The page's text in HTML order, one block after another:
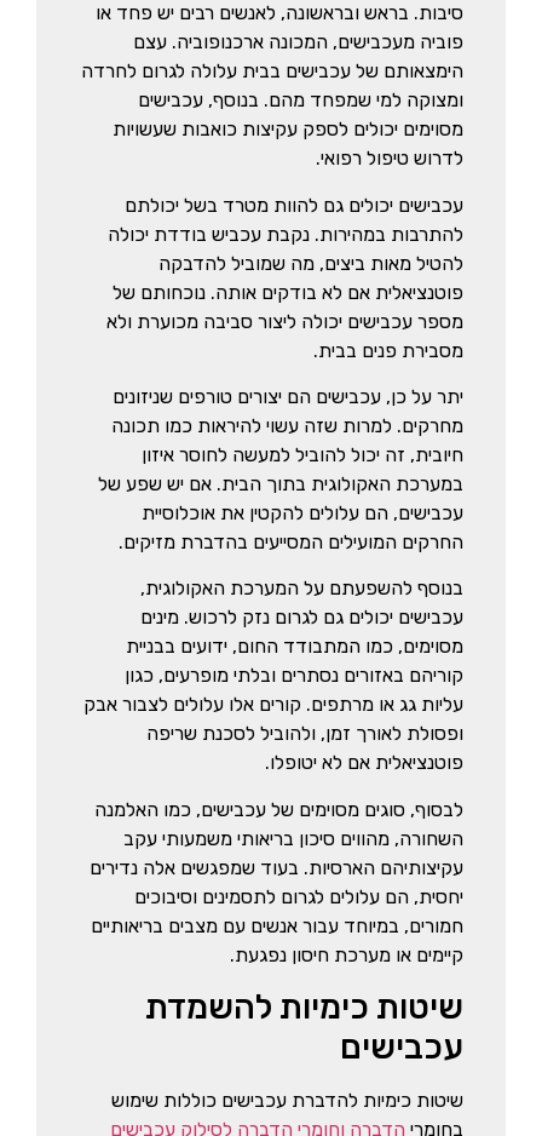
סיבות. בראש ובראשונה, לאנשים רבים יש פחד או
פוביה מעכבישים, המכונה ארכנופוביה. עצם
הימצאותם של עכבישים בבית עלולה לגרום לחרדה
ומצוקה למי שמפחד מהם. בנוסף, עכבישים
מסוימים יכולים לספק עקיצות כואבות שעשויות
לדרוש טיפול רפואי.
עכבישים יכולים גם להוות מטרד בשל יכולתם
להתרבות במהירות. נקבת עכביש בודדת יכולה
להטיל מאות ביצים, מה שמוביל להדבקה
פוטנציאלית אם לא בודקים אותה. נוכחותם של
מספר עכבישים יכולה ליצור סביבה מכוערת ולא
מסבירת פנים בבית.
יתר על כן, עכבישים הם יצורים טורפים שניזונים
מחרקים. למרות שזה עשוי להיראות כמו תכונה
חיובית, זה יכול להוביל למעשה לחוסר איזון
במערכת האקולוגית בתוך הבית. אם יש שפע של
עכבישים, הם עלולים להקטין את אוכלוסיית
החרקים המועילים המסייעים בהדברת מזיקים.
בנוסף להשפעתם על המערכת האקולוגית,
עכבישים יכולים גם לגרום נזק לרכוש. מינים
מסוימים, כמו המתבודד החום, ידועים בבניית
קוריהם באזורים נסתרים ובלתי מופרעים, כגון
עליות גג או מרתפים. קורים אלו עלולים לצבור אבק
ופסולת לאורך זמן, ולהוביל לסכנת שריפה
פוטנציאלית אם לא יטופלו.
לבסוף, סוגים מסוימים של עכבישים, כמו האלמנה
השחורה, מהווים סיכון בריאותי משמעותי עקב
עקיצותיהם הארסיות. בעוד שמפגשים אלה נדירים
יחסית, הם עלולים לגרום לתסמינים וסיבוכים
חמורים, במיוחד עבור אנשים עם מצבים בריאותיים
קיימים או מערכת חיסון נפגעת.
שיטות כימיות להשמדת
עכבישים
שיטות כימיות להדברת עכבישים כוללות שימוש
בחומרי הדברה וחומרי הדברה לסילוק עכבישים